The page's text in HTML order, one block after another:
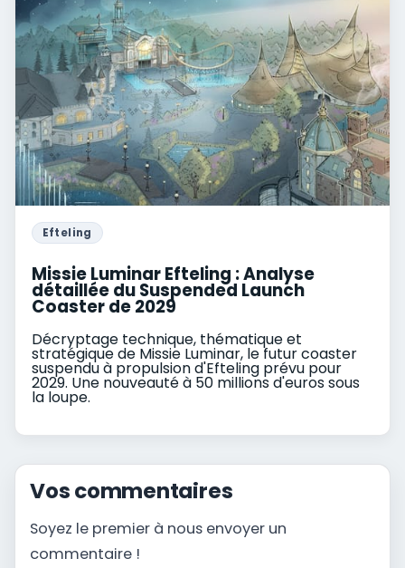
Efteling
Missie Luminar Efteling : Analyse
détaillée du Suspended Launch
Coaster de 2029
Décryptage technique, thématique et
stratégique de Missie Luminar, le futur coaster
suspendu à propulsion d'Efteling prévu pour
2029. Une nouveauté à 50 millions d'euros sous
la loupe.
Vos commentaires
Soyez le premier à nous envoyer un
commentaire !